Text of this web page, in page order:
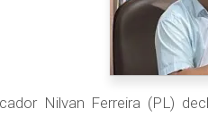
Nilvan Ferreira (PL)